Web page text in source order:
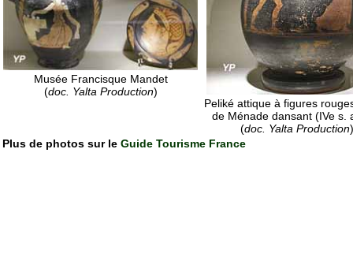
Musée Francisque Mandet
(doc. Yalta Production)
Peliké attique à figures
de Ménade dansant (IVe s.
(doc. Yalta Production)
Plus de photos sur le Guide Tourisme France